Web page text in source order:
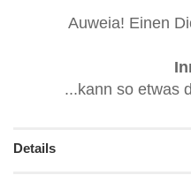
Auweia! Einen
...kann so etwas
Details